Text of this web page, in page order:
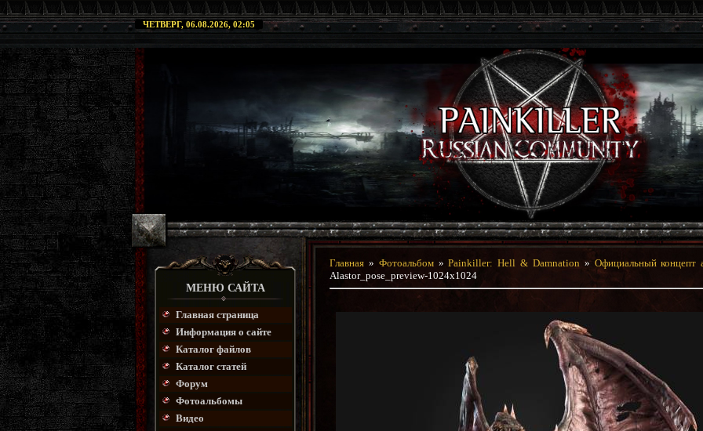
ЧЕТВЕРГ, 06.08.2026, 02:05
МЕНЮ САЙТА
Главная страница
Информация о сайте
Каталог файлов
Каталог статей
Форум
Фотоальбомы
Видео
Главная » Фотоальбом»Painkiller: Hell & Damnation» Официальный концепт
Alastor_pose_preview-1024x1024